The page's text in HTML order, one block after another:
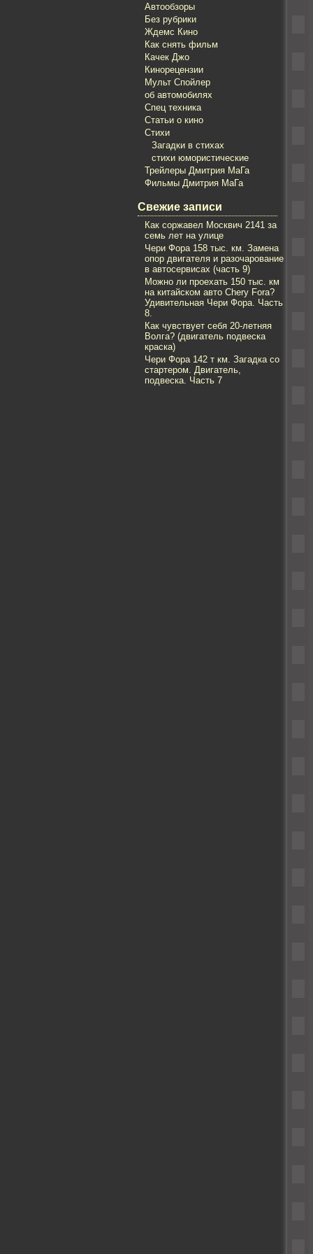
Автообзоры
Без рубрики
Ждемс Кино
Как снять фильм
Качек Джо
Кинорецензии
Мульт Спойлер
об автомобилях
Спец техника
Статьи о кино
Стихи
Загадки в стихах
стихи юмористические
Трейлеры Дмитрия МаГа
Фильмы Дмитрия МаГа
Свежие записи
Как соржавел Mосквич 2141 за
семь лет на улице
Чери Фора 158 тыс. км. Замена
опор двигателя и разочарование
в автосервисах (часть 9)
Можно ли проехать 150 тыс. км
на китайском авто Chery Fora?
Удивительная Чери Фора. Часть
8.
Как чувствует себя 20-летняя
Волга? (двигатель подвеска
краска)
Чери Фора 142 т км. Загадка со
стартером. Двигатель,
подвеска. Часть 7